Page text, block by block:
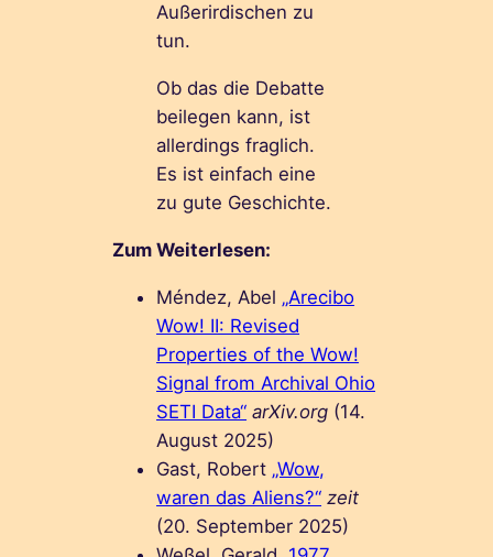
Außerirdischen zu
tun.
Ob das die Debatte
beilegen kann, ist
allerdings fraglich.
Es ist einfach eine
zu gute Geschichte.
Zum Weiterlesen:
Méndez, Abel „Arecibo
Wow! II: Revised
Properties of the Wow!
Signal from Archival Ohio
SETI Data“ arXiv.org (14.
August 2025)
Gast, Robert „Wow,
waren das Aliens?“ zeit
(20. September 2025)